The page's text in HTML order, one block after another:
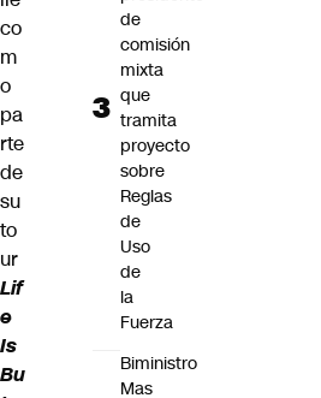
co
m
o
pa
rte
de
su
to
ur
Lif
e
Is
Bu
de
comisión
mixta
que
tramita
proyecto
sobre
Reglas
de
Uso
de
la
Fuerza
Biministro
Mas